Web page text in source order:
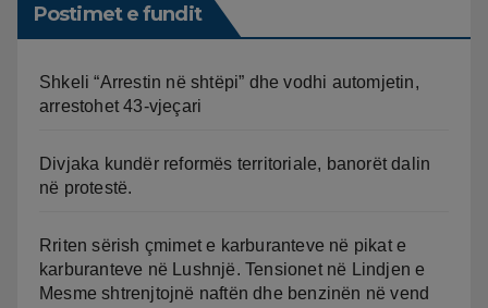
Postimet e fundit
Shkeli “Arrestin në shtëpi” dhe vodhi automjetin,
arrestohet 43-vjeçari
Divjaka kundër reformës territoriale, banorët dalin
në protestë.
Rriten sërish çmimet e karburanteve në pikat e
karburanteve në Lushnjë. Tensionet në Lindjen e
Mesme shtrenjtojnë naftën dhe benzinën në vend